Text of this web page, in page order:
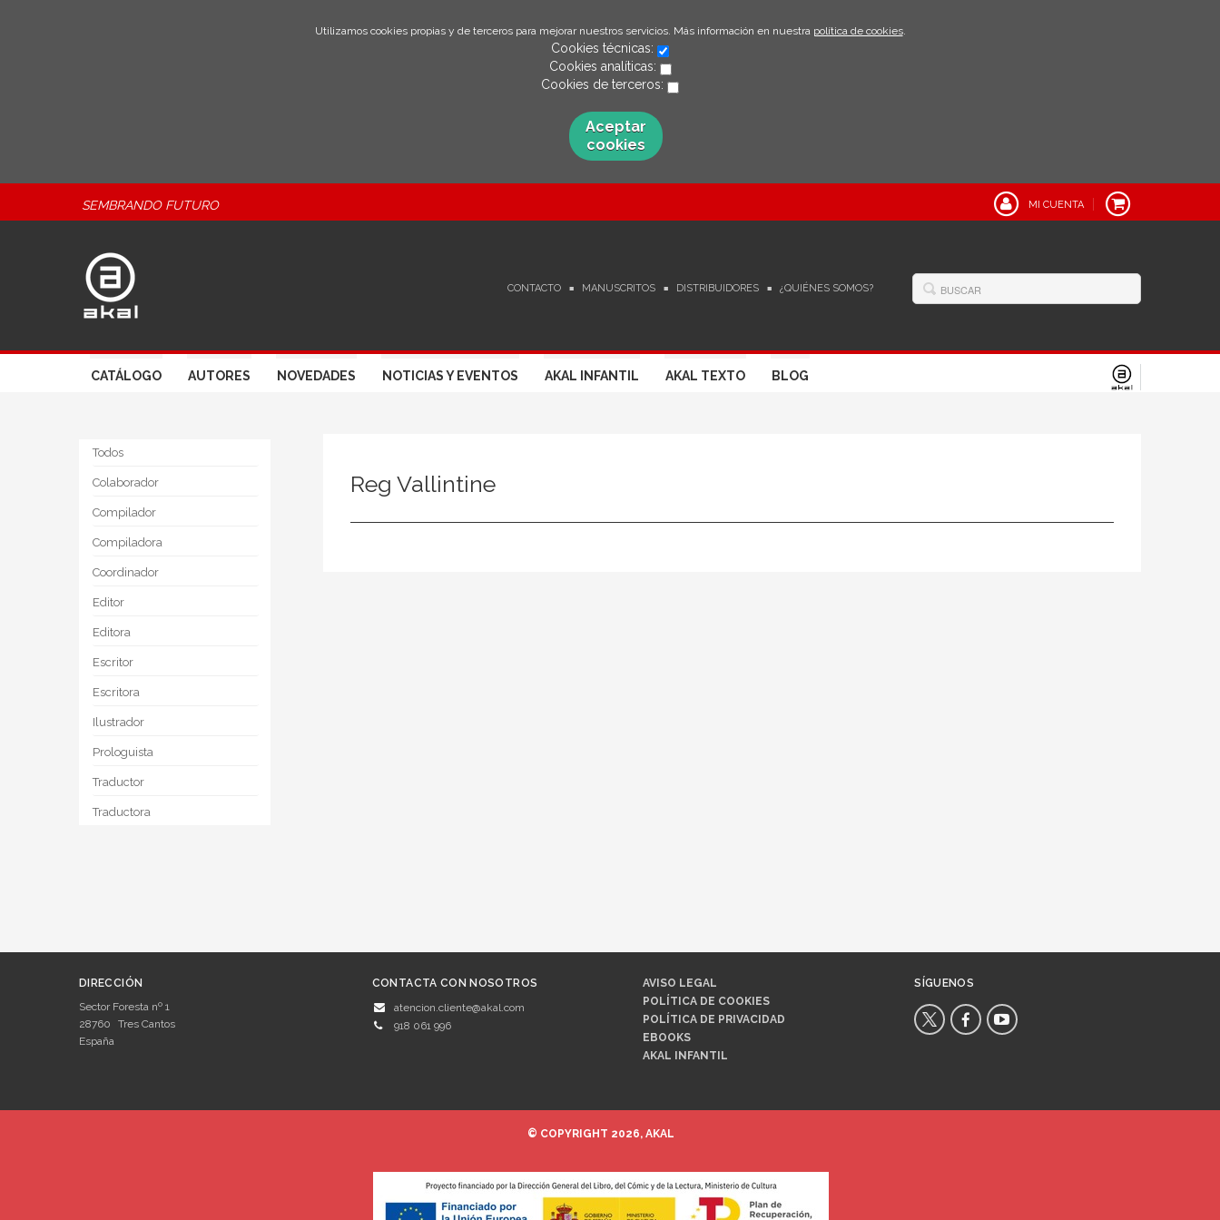
Utilizamos cookies propias y de terceros para mejorar nuestros servicios. Más información en nuestra política de cookies.
Cookies técnicas:
Cookies analíticas:
Cookies de terceros:
Aceptar
cookies
SEMBRANDO FUTURO MI CUENTA
CONTACTO MANUSCRITOS DISTRIBUIDORES ¿QUIÉNES SOMOS?
CATÁLOGO AUTORES NOVEDADES NOTICIAS Y EVENTOS AKAL INFANTIL AKAL TEXTO BLOG
Todos
Colaborador
Compilador
Compiladora
Coordinador
Editor
Editora
Escritor
Escritora
Ilustrador
Prologuista
Traductor
Traductora
Reg Vallintine
DIRECCIÓN
Sector Foresta nº 1
28760
Tres Cantos
España
CONTACTA CON NOSOTROS
atencion.cliente@akal.com
918 061 996
AVISO LEGAL
POLÍTICA DE COOKIES
POLÍTICA DE PRIVACIDAD
EBOOKS
AKAL INFANTIL
SÍGUENOS
© COPYRIGHT 2026, AKAL